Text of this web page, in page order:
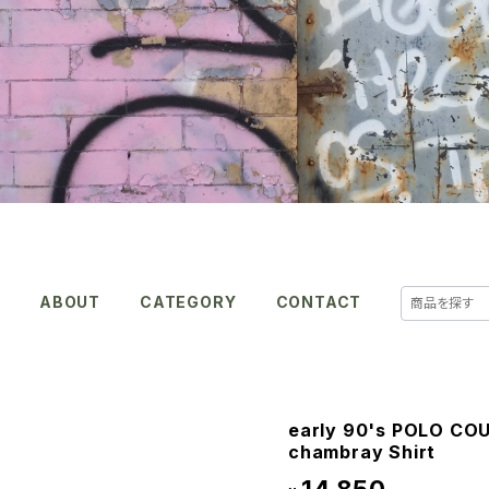
ABOUT CATEGORY CONTACT
early 90's POLO
chambray Shirt